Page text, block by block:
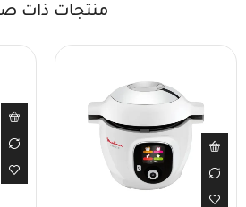
منتجات ذات